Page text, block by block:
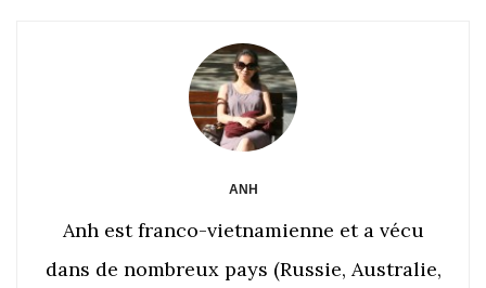
ANH
Anh est franco-vietnamienne et a vécu
dans de nombreux pays (Russie, Australie,